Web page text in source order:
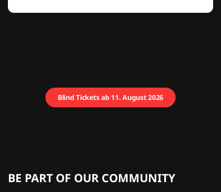
Blind Tickets ab 11. August 2026
BE PART OF OUR COMMUNITY